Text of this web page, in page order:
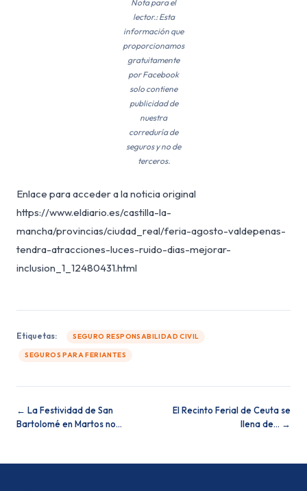
Nota para el
lector.: Esta
información que
proporcionamos
gratuitamente
por Facebook
solo contiene
publicidad de
nuestra
correduría de
seguros y no de
terceros.
Enlace para acceder a la noticia original
https://www.eldiario.es/castilla-la-
mancha/provincias/ciudad_real/feria-agosto-valdepenas-
tendra-atracciones-luces-ruido-dias-mejorar-
inclusion_1_12480431.html
Etiquetas: SEGURO RESPONSABILIDAD CIVIL
SEGUROS PARA FERIANTES
← La Festividad de San
Bartolomé en Martos no…
El Recinto Ferial de Ceuta se
llena de… →